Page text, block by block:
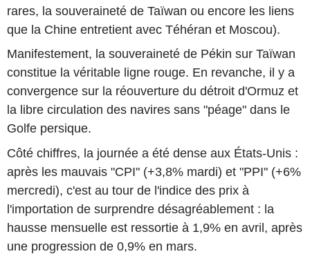
rares, la souveraineté de Taïwan ou encore les liens
que la Chine entretient avec Téhéran et Moscou).
Manifestement, la souveraineté de Pékin sur Taïwan
constitue la véritable ligne rouge. En revanche, il y a
convergence sur la réouverture du détroit d'Ormuz et
la libre circulation des navires sans "péage" dans le
Golfe persique.
Côté chiffres, la journée a été dense aux États-Unis :
après les mauvais "CPI" (+3,8% mardi) et "PPI" (+6%
mercredi), c'est au tour de l'indice des prix à
l'importation de surprendre désagréablement : la
hausse mensuelle est ressortie à 1,9% en avril, après
une progression de 0,9% en mars.